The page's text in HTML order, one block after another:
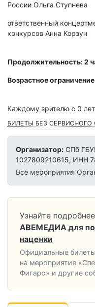
России Ольга Ступнева
ответственный
конкурсов Анна Корзун
Продолжительность: 2
Возрастное
Каждому зрителю c 0
БИЛЕТЫ БЕЗ СЕРВИСНОГО
Организатор: СПб
1027809210615, ИНН
Все мероприятия
Узнайте
АВЕМЕДИА для
наценки
Официальные
на мероприятие
Фигаро» и другие